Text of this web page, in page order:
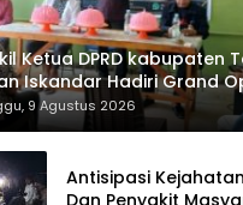
Ketua DPRD kabupaten
Iskandar Hadiri Grand
sehat Pertama di
Terapis Gratis untuk
dan umum.
9 Agustus 2026
Antisipasi